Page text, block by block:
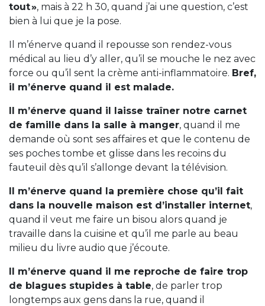
tout », mais à 22 h 30, quand j’ai une question, c’est
bien à lui que je la pose.
Il m’énerve quand il repousse son rendez-vous
médical au lieu d’y aller, qu’il se mouche le nez avec
force ou qu’il sent la crème anti-inflammatoire. Bref,
il m’énerve quand il est malade.
Il m’énerve quand il laisse traîner notre carnet
de famille dans la salle à manger, quand il me
demande où sont ses affaires et que le contenu de
ses poches tombe et glisse dans les recoins du
fauteuil dès qu’il s’allonge devant la télévision.
Il m’énerve quand la première chose qu’il fait
dans la nouvelle maison est d’installer internet,
quand il veut me faire un bisou alors quand je
travaille dans la cuisine et qu’il me parle au beau
milieu du livre audio que j’écoute.
Il m’énerve quand il me reproche de faire trop
de blagues stupides à table, de parler trop
longtemps aux gens dans la rue, quand il